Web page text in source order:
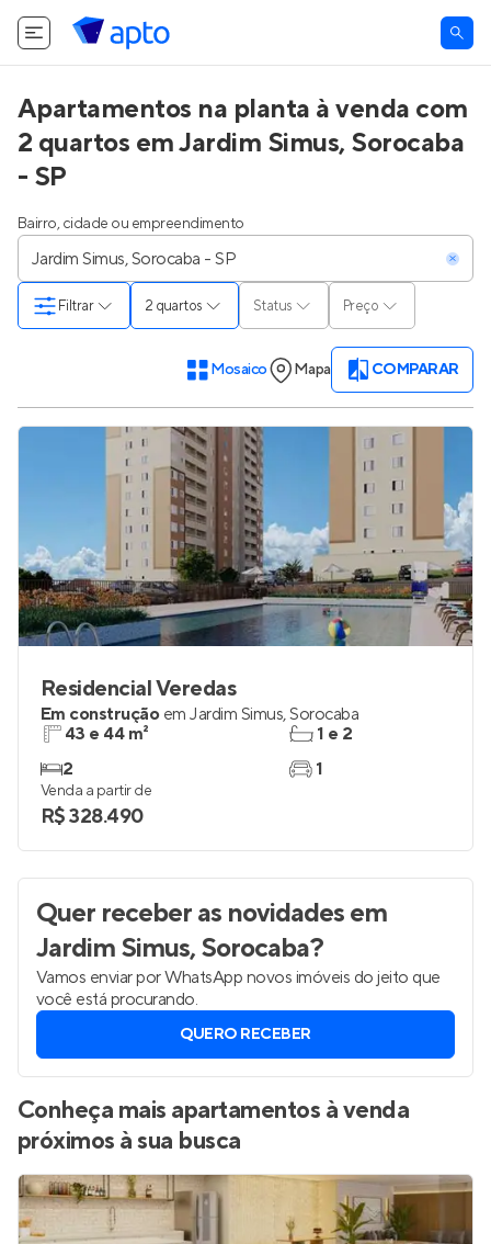
Apartamentos na planta à venda com
2 quartos em Jardim Simus, Sorocaba
- SP
Bairro, cidade ou empreendimento
2 quartos Status Preço
Filtrar
Mosaico Mapa COMPARAR
Residencial Veredas
Em construção em Jardim Simus,Sorocaba
43 e 44 m²
2
1 e 2
1
Venda a partir de
R$ 328.490
Quer receber as novidadesem
Jardim Simus, Sorocaba?
Vamos enviar por WhatsApp novos imóveis do jeito que
você está procurando.
QUERO RECEBER
Conheça mais apartamentos à venda
próximos à sua busca